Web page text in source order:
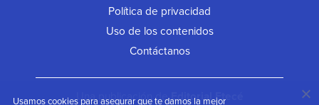
Política de privacidad
Uso de los contenidos
Contáctanos
Una publicación deEditorial Etecé
Usamos cookies para asegurar que te damos la mejor